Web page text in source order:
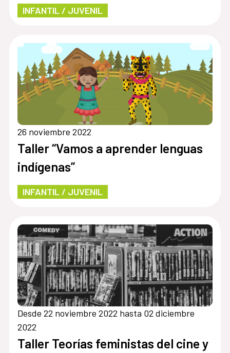
INFANTIL / JUVENIL
26 noviembre 2022
Taller “Vamos a aprender lenguas
indígenas”
INFANTIL / JUVENIL
Desde 22 noviembre 2022 hasta 02 diciembre
2022
Taller Teorías feministas del cine y